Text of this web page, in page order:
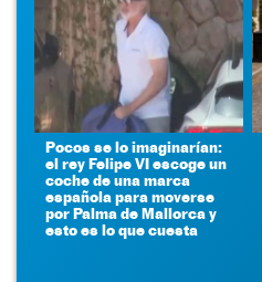
Pocos se lo imaginarían:
el rey Felipe VI escoge un
coche de una marca
española para moverse
por Palma de Mallorca y
esto es lo que cuesta